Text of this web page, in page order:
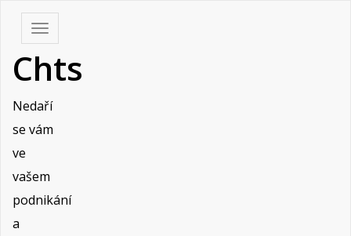
Skip
content
Toggle
navigation
Chts
Nedaří
se vám
ve
vašem
podnikání
a